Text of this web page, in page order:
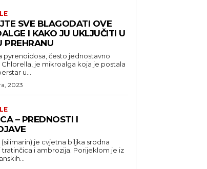
SVE BLAGODATI OVE
I KAKO JU UKLJUČITI U
PREHRANU
pyrenoidosa, često jednostavno
Chlorella, je mikroalga koja je postala
u...
2023
– PREDNOSTI I
(silimarin) je cvjetna biljka srodna
i ambrozija. Porijeklom je iz